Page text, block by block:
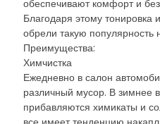
обеспечивают комфорт и
Благодаря этому тонировка
обрели такую
Преимущества:
Химчистка
Ежедневно в салон
различный мусор. В зимнее
прибавляются химикаты и